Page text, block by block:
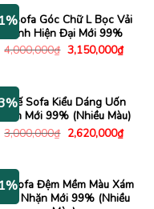
Sofa Góc Chữ L Bọc Vải
Xanh Hiện Đại Mới 99%
4,000,000₫ Giá
gốc
3,150,000₫Giá
hiện
Ghế Sofa Kiểu Dáng Uốn
Lượn Mới 99% (Nhiều Màu)
3,000,000₫ Giá
gốc
2,620,000₫Giá
hiện
Sofa Đệm Mềm Màu Xám
Nhã Nhặn Mới 99% (Nhiều